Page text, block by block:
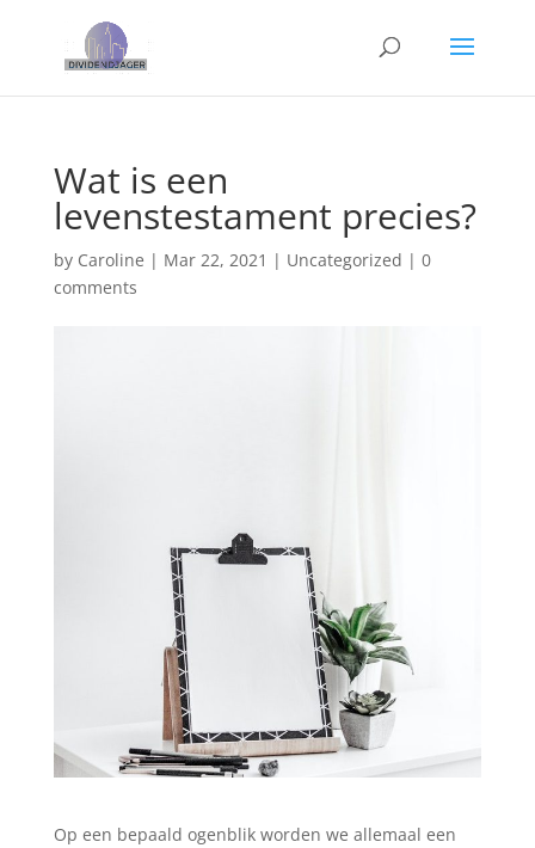
Wat is een
levenstestament precies?
by Caroline | Mar 22, 2021 | Uncategorized | 0
comments
Op een bepaald ogenblik worden we allemaal een